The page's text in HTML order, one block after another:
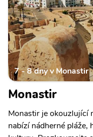
7 - 8 dny v Monastir
Monastir
Monastir je okouzlující
nabízí nádherné pláže,